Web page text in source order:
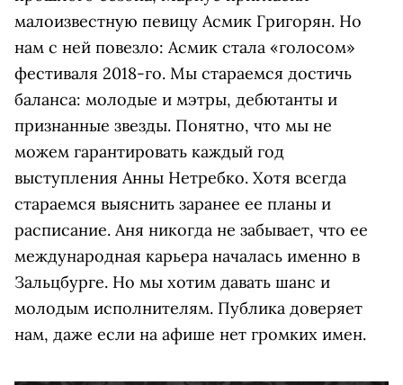
малоизвестную певицу Асмик Григорян. Но
нам с ней повезло: Асмик стала «голосом»
фестиваля 2018-го. Мы стараемся достичь
баланса: молодые и мэтры, дебютанты и
признанные звезды. Понятно, что мы не
можем гарантировать каждый год
выступления Анны Нетребко. Хотя всегда
стараемся выяснить заранее ее планы и
расписание. Аня никогда не забывает, что ее
международная карьера началась именно в
Зальцбурге. Но мы хотим давать шанс и
молодым исполнителям. Публика доверяет
нам, даже если на афише нет громких имен.